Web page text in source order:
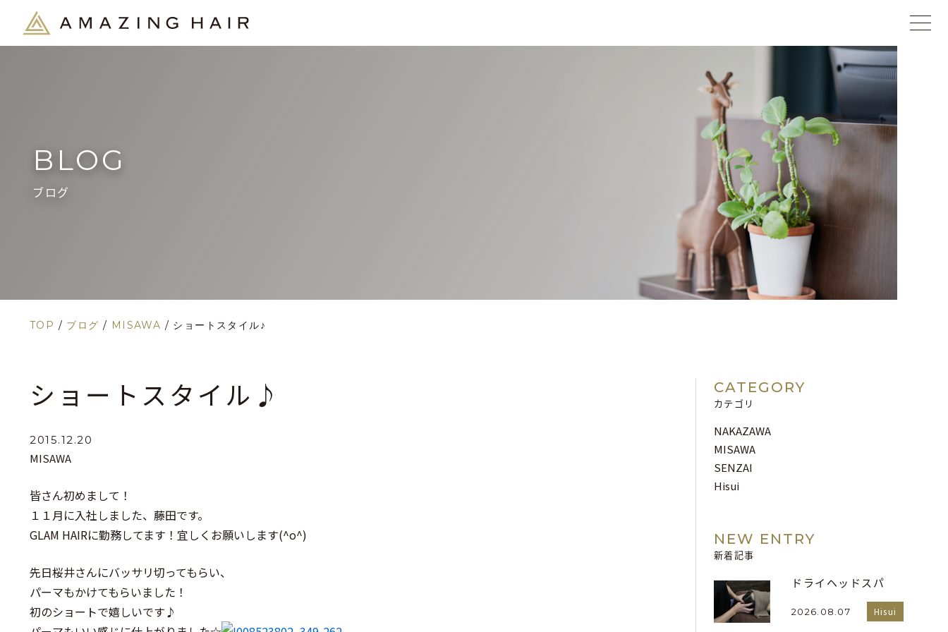
BLOG
ブログ
TOP / ブログ / MISAWA / ショートスタイル♪
ショートスタイル♪
2015.12.20
MISAWA
皆さん初めまして！
１１月に入社しました、藤田です。
GLAM HAIRに勤務してます！宜しくお願いします(^o^)
先日桜井さんにバッサリ切ってもらい、
パーマもかけてもらいました！
初のショートで嬉しいです♪
CATEGORY
カテゴリ
NAKAZAWA
MISAWA
SENZAI
Hisui
NEW ENTRY
新着記事
ドライヘッドスパ
2026.08.07 Hisui